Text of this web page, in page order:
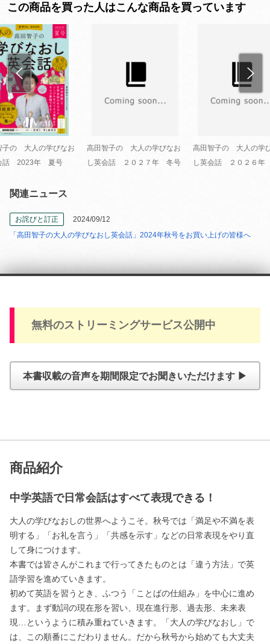
この商品を買った人はこんな商品を買っています
子の 大人の学びなお
話 2023年 夏号
高田智子の 大人の学びなお
し英会話 ２０２７年 冬号
高田智子の 大人の学
し英会話 ２０２６
関連ニュース
お詫びと訂正
2024/09/12
「高田智子の大人の学びなおし英会話」2024年秋号をお買い上げの皆様へ
無料のストリーミングサービス公開中
本書収載の音声を期間限定でお聞きいただけます ▶
商品紹介
中学英語で日常会話はすべて表現できる！
大人の学びなおしの世界へようこそ。秋号では「満足や不満を表
明する」「お礼を言う」「共感を示す」などの日常表現をやり直
して身につけます。
本書では皆さんがこれまで行ってきたものとは「違う方法」で英
語学習を進めていきます。
初めて英語を習うとき、ふつう「ことばの仕組み」を中心に進め
ます。まず動詞の現在形を習い、現在進行形、過去形、未来表
現…というように積み重ねていきます。「大人の学びなおし」で
は、この順番にこだわりません。だから秋号から始めても大丈夫